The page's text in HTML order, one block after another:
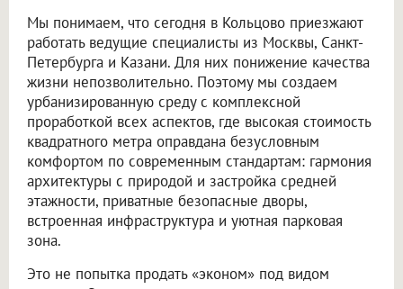
Мы понимаем, что сегодня в Кольцово приезжают
работать ведущие специалисты из Москвы, Санкт-
Петербурга и Казани. Для них понижение качества
жизни непозволительно. Поэтому мы создаем
урбанизированную среду с комплексной
проработкой всех аспектов, где высокая стоимость
квадратного метра оправдана безусловным
комфортом по современным стандартам: гармония
архитектуры с природой и застройка средней
этажности, приватные безопасные дворы,
встроенная инфраструктура и уютная парковая
зона.
Это не попытка продать «эконом» под видом